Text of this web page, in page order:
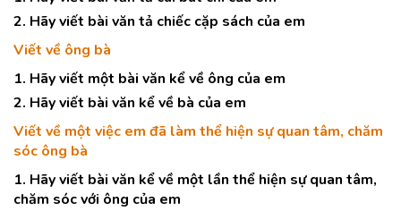
2. Hãy viết bài văn tả chiếc cặp sách của em
Viết về ông bà
1. Hãy viết một bài văn kể về ông của em
2. Hãy viết bài văn kể về bà của em
Viết về một việc em đã làm thể hiện sự quan tâm, chăm
sóc ông bà
1. Hãy viết bài văn kể về một lần thể hiện sự quan tâm,
chăm sóc với ông của em